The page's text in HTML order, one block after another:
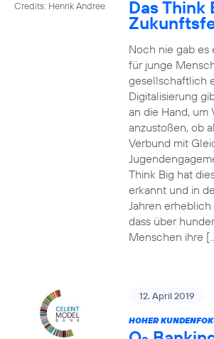
Credits: Henrik Andree Das Think
Noch nie gab es
für junge
gesellschaftlich
Digitalisierung
an die Hand, um
anzustoßen, ob
Verbund mit
Think Big hat
erkannt und in
Jahren
dass über
Menschen ihre
12. April 2019
HOHER